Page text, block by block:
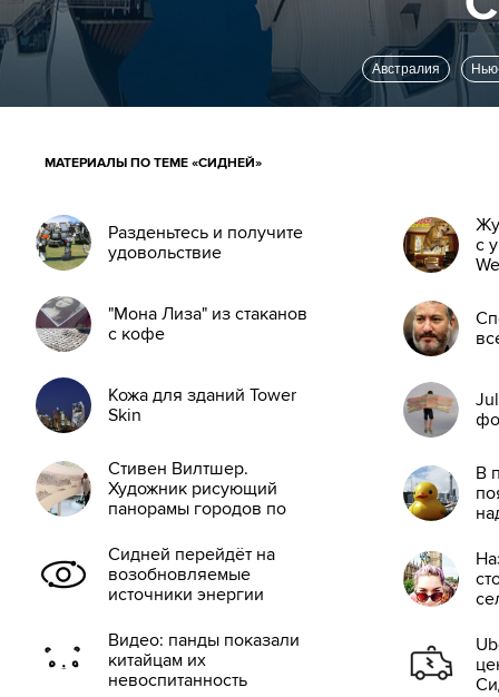
Австралия
МАТЕРИАЛЫ ПО ТЕМЕ «СИДНЕЙ»
Разденьтесь и получите
удовольствие
"Мона Лиза" из стаканов
с кофе
Кожа для зданий Tower
Skin
Стивен Вилтшер.
Художник рисующий
панорамы городов по
Сидней перейдёт на
возобновляемые
источники энергии
Видео: панды показали
китайцам их
невоспитанность
с
В